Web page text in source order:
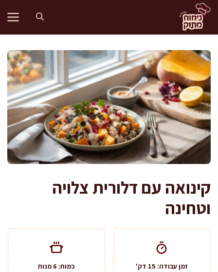
לדלג
לתוכן
קינואה עם דלורית צלויה
וטחינה
זמן עבודה: 15 דק' כמות: 6 מנות